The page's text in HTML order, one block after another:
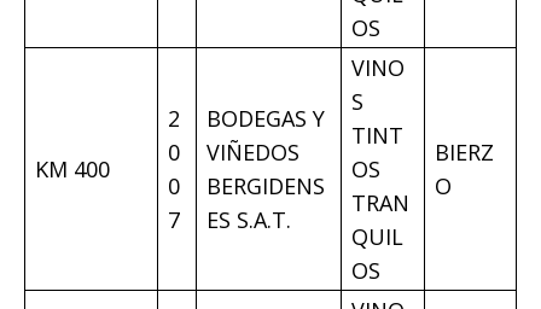
OS
KM 400
2
0
0
7
BODEGAS Y
VIÑEDOS
BERGIDENS
ES S.A.T.
VINO
S
TINT
OS
TRAN
QUIL
OS
BIERZ
O